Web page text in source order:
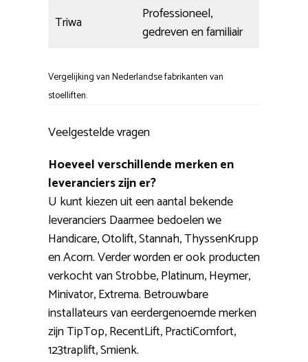
Triwa
Professioneel,
gedreven en familiair
Vergelijking van Nederlandse fabrikanten van
stoelliften.
Veelgestelde vragen
Hoeveel verschillende merken en
leveranciers zijn er?
U kunt kiezen uit een aantal bekende
leveranciers Daarmee bedoelen we
Handicare, Otolift, Stannah, ThyssenKrupp
en Acorn. Verder worden er ook producten
verkocht van Strobbe, Platinum, Heymer,
Minivator, Extrema. Betrouwbare
installateurs van eerdergenoemde merken
zijn TipTop, RecentLift, PractiComfort,
123traplift, Smienk.